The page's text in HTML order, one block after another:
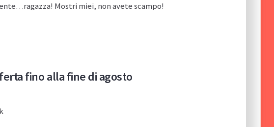
Mostri miei, non avete scampo!
fino alla fine di agosto